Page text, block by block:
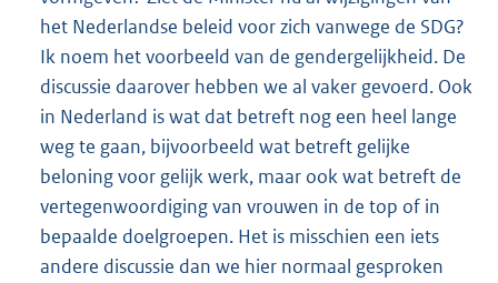
het Nederlandse beleid voor zich vanwege de SDG?
Ik noem het voorbeeld van de gendergelijkheid. De
discussie daarover hebben we al vaker gevoerd. Ook
in Nederland is wat dat betreft nog een heel lange
weg te gaan, bijvoorbeeld wat betreft gelijke
beloning voor gelijk werk, maar ook wat betreft de
vertegenwoordiging van vrouwen in de top of in
bepaalde doelgroepen. Het is misschien een iets
andere discussie dan we hier normaal gesproken